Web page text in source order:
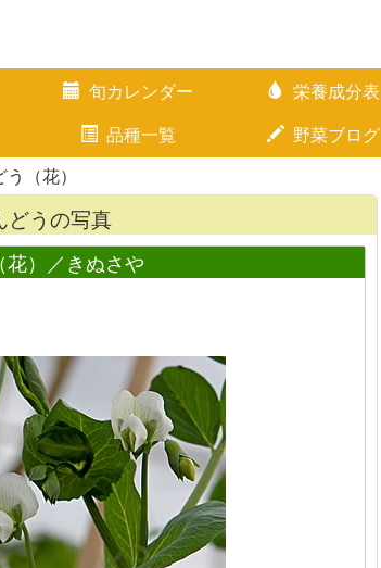
旬カレンダー 栄養成分表
品種一覧 野菜ブログ
（花）
どうの写真
）／きぬさや